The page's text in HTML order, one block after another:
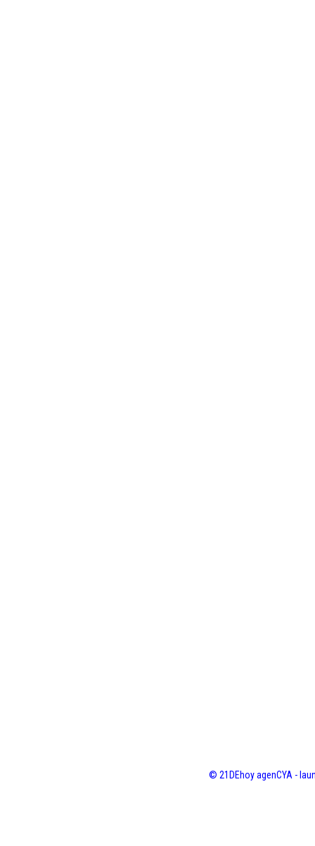
© 21DEhoy agenCYA -